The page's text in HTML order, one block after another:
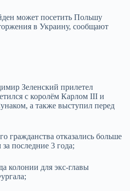
может посетить Польшу
в Украину, сообщают
Зеленский прилетел
с королём Карлом III и
а также выступил перед
гражданства отказались больше
последние 3 года;
колонии для экс-главы